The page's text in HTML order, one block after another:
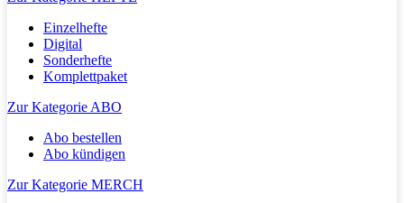
Einzelhefte
Digital
Sonderhefte
Komplettpaket
Zur Kategorie ABO
Abo bestellen
Abo kündigen
Zur Kategorie MERCH